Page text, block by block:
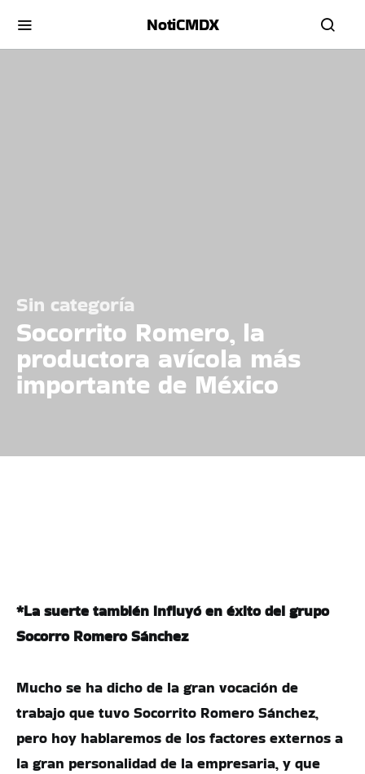
NotiCMDX
Sin categoría
Socorrito Romero, la
productora avícola más
importante de México
*La suerte también influyó en éxito del grupo
Socorro Romero Sánchez
Mucho se ha dicho de la gran vocación de
trabajo que tuvo Socorrito Romero Sánchez,
pero hoy hablaremos de los factores externos a
la gran personalidad de la empresaria, y que